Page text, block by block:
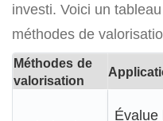
investi. Voici un
méthodes de
Méthodes de
valorisation
Évalue